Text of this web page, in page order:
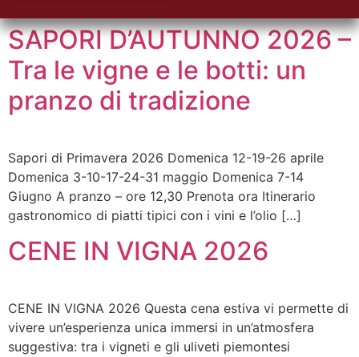
SAPORI D’AUTUNNO 2026 –
Tra le vigne e le botti: un
pranzo di tradizione
Sapori di Primavera 2026 Domenica 12-19-26 aprile
Domenica 3-10-17-24-31 maggio Domenica 7-14
Giugno A pranzo – ore 12,30 Prenota ora Itinerario
gastronomico di piatti tipici con i vini e l’olio […]
CENE IN VIGNA 2026
CENE IN VIGNA 2026 Questa cena estiva vi permette di
vivere un’esperienza unica immersi in un’atmosfera
suggestiva: tra i vigneti e gli uliveti piemontesi